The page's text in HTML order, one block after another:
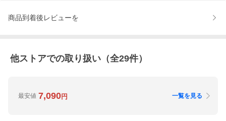
商品到着後レビューを
他ストアでの取り扱い（全29件）
最安値 7,090円 一覧を見る